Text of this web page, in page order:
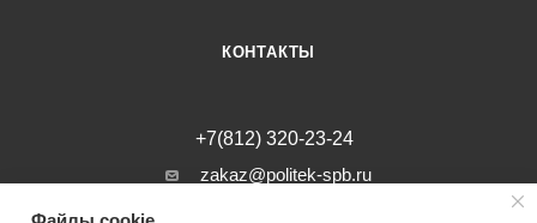
КОНТАКТЫ
+7(812) 320-23-24
zakaz@politek-spb.ru